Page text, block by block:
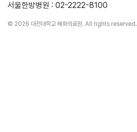
서울한방병원 : 02-2222-8100
© 2026 대전대학교 혜화의료원. All rights reserved.